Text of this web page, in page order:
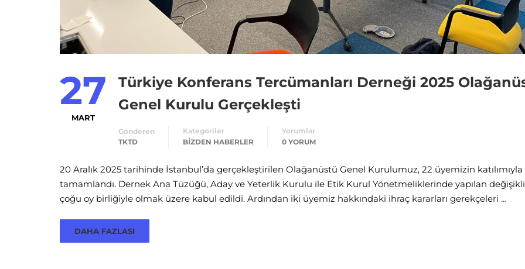
27
MART
Türkiye Konferans Tercümanları Derneği 2025
Genel Kurulu Gerçekleşti
Gönderen
TKTD
Kategoriler
BIZDEN HABERLER
Yorumlar
0 YORUM
20 Aralık 2025 tarihinde İstanbul’da gerçekleştirilen Olağanüstü Genel Kurulumuz, 22 üyemizin katılımıyla
tamamlandı. Dernek Ana Tüzüğü, Aday ve Yeterlik Kurulu ile Etik Kurul Yönetmeliklerinde yapılan
çoğu oy birliğiyle olmak üzere kabul edildi. Ardından iki üyemiz hakkındaki ihraç kararları gerekçeleri …
DAHA FAZLASI